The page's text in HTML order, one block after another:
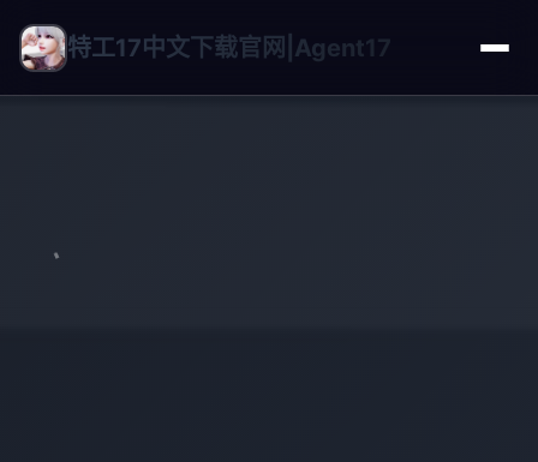
特工17中文下载官网|Agent17